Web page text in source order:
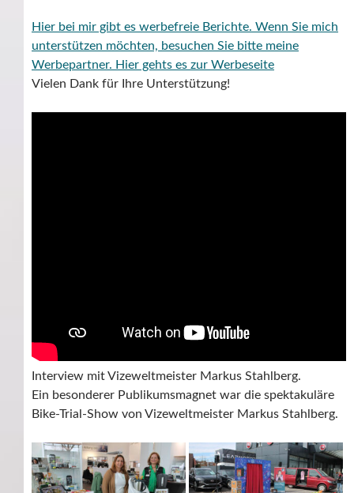
Hier bei mir gibt es werbefreie Berichte. Wenn Sie mich
unterstützen möchten, besuchen Sie bitte meine
Werbepartner. Hier gehts es zur Werbeseite
Vielen Dank für Ihre Unterstützung!
Interview mit Vizeweltmeister Markus Stahlberg.
Ein besonderer Publikumsmagnet war die spektakuläre
Bike-Trial-Show von Vizeweltmeister Markus Stahlberg.